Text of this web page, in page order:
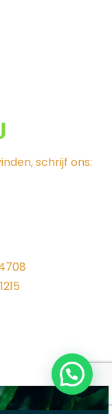
schrijf ons: